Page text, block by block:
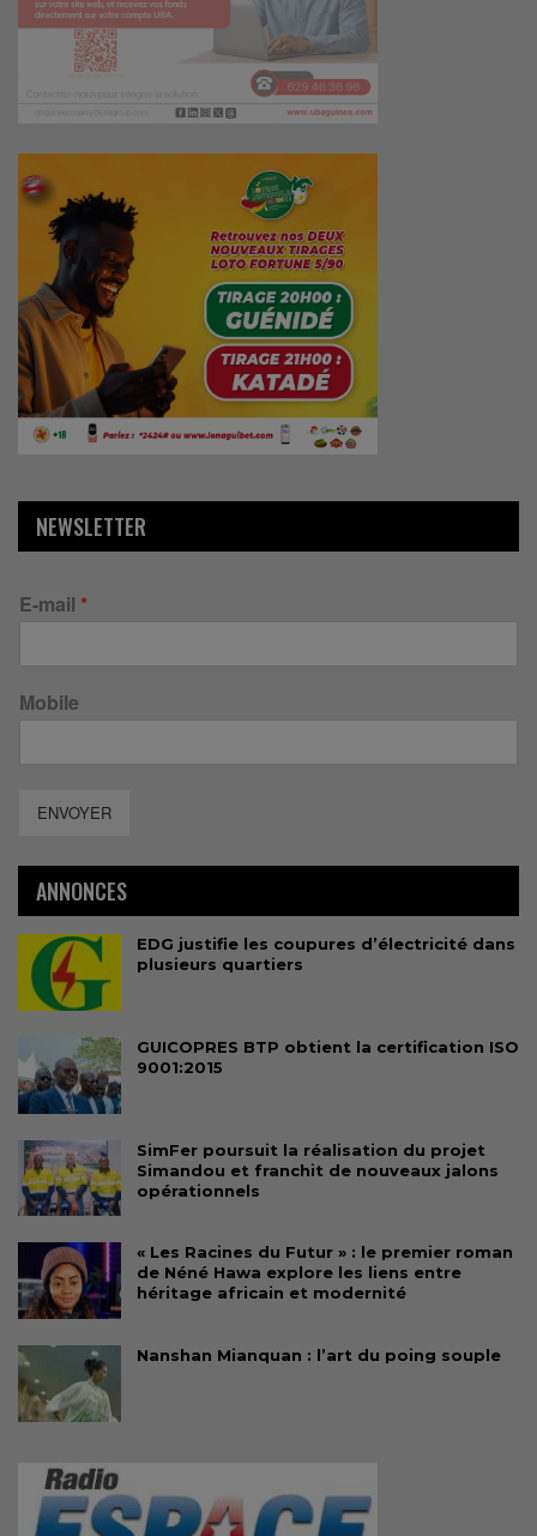
NEWSLETTER
E-mail *
Mobile
ENVOYER
ANNONCES
EDG justifie les coupures d’électricité dans
plusieurs quartiers
GUICOPRES BTP obtient la certification ISO
9001:2015
SimFer poursuit la réalisation du projet
Simandou et franchit de nouveaux jalons
opérationnels
« Les Racines du Futur » : le premier roman
de Néné Hawa explore les liens entre
héritage africain et modernité
Nanshan Mianquan : l’art du poing souple